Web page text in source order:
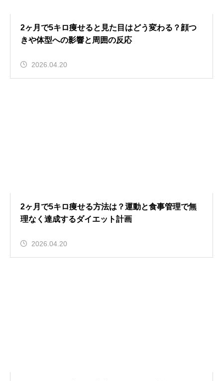
2ヶ月で5キロ痩せると見た目はどう変わる？顔つ
きや体型への影響と周囲の反応
2026.04.20
2ヶ月で5キロ痩せる方法は？運動と食事管理で無
理なく達成するダイエット計画
2026.04.20